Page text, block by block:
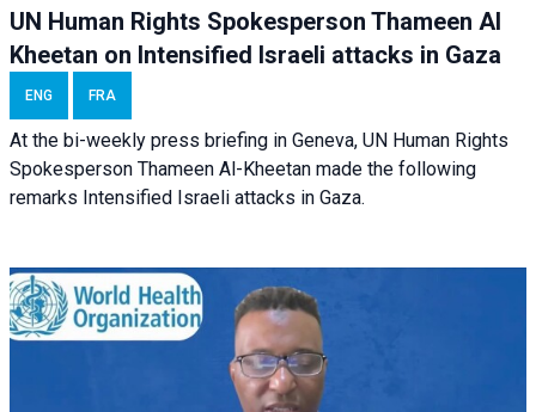
UN Human Rights Spokesperson Thameen Al
Kheetan on Intensified Israeli attacks in Gaza
ENG FRA
At the bi-weekly press briefing in Geneva, UN Human Rights
Spokesperson Thameen Al-Kheetan made the following
remarks Intensified Israeli attacks in Gaza.